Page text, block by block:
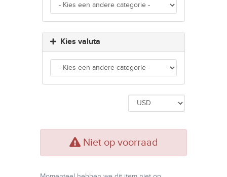
Kies valuta
Niet op voorraad